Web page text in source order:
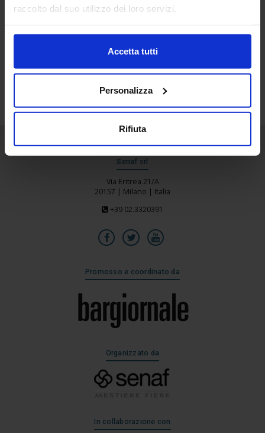
raccolto dal suo utilizzo dei loro servizi.
Accetta tutti
Personalizza
Rifiuta
Senaf srl
Via Eritrea 21/A
20157 | Milano | Italia
+39 02.3320391
Promosso e coordinato da
Organizzato da
In collaborazione con